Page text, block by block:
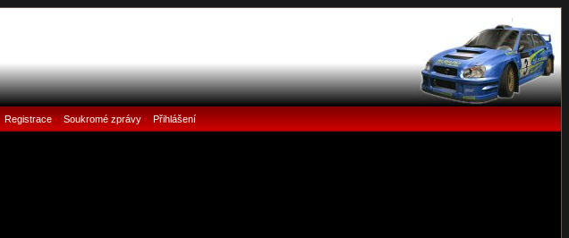
Registrace• Soukromé zprávy• Přihlášení